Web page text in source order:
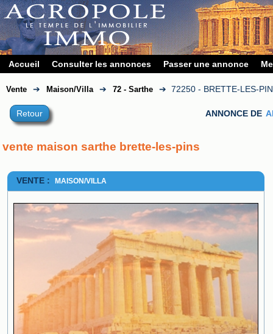
Accueil Consulter les annonces Passer une annonce
Vente ➔ Maison/Villa ➔ 72 - Sarthe ➔ 72250 - BRETTE-LES-
Retour ANNONCE DE
vente maison sarthe brette-les-pins
VENTE : MAISON/VILLA